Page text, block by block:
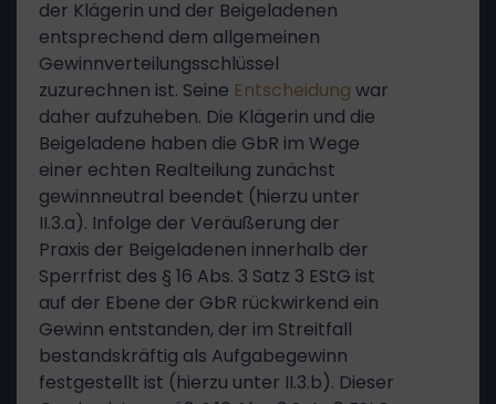
der Klägerin und der Beigeladenen
entsprechend dem allgemeinen
Gewinnverteilungsschlüssel
zuzurechnen ist. Seine Entscheidung war
daher aufzuheben. Die Klägerin und die
Beigeladene haben die GbR im Wege
einer echten Realteilung zunächst
gewinnneutral beendet (hierzu unter
II.3.a). Infolge der Veräußerung der
Praxis der Beigeladenen innerhalb der
Sperrfrist des § 16 Abs. 3 Satz 3 EStG ist
auf der Ebene der GbR rückwirkend ein
Gewinn entstanden, der im Streitfall
bestandskräftig als Aufgabegewinn
festgestellt ist (hierzu unter II.3.b). Dieser